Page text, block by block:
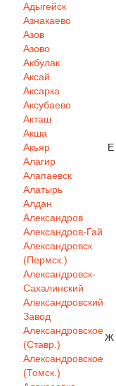
Адыгейск
Азнакаево
Азов
Азово
Акбулак
Аксай
Аксарка
Аксубаево
Акташ
Акша
Акьяр
Алагир
Алапаевск
Алатырь
Алдан
Александров
Александров-Гай
Александровск
(Пермск.)
Александровск-
Сахалинский
Александровский
Завод
Александровское
(Ставр.)
Александровское
(Томск.)
Е
Ж